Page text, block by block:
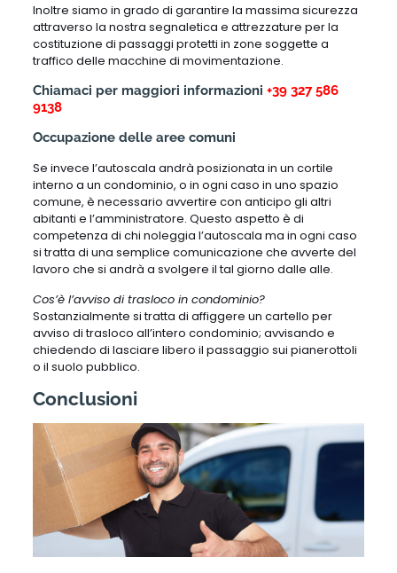
Inoltre siamo in grado di garantire la massima sicurezza
attraverso la nostra segnaletica e attrezzature per la
costituzione di passaggi protetti in zone soggette a
traffico delle macchine di movimentazione.
Chiamaci per maggiori informazioni +39 327 586
9138
Occupazione delle aree comuni
Se invece l’autoscala andrà posizionata in un cortile
interno a un condominio, o in ogni caso in uno spazio
comune, è necessario avvertire con anticipo gli altri
abitanti e l’amministratore. Questo aspetto è di
competenza di chi noleggia l’autoscala ma in ogni caso
si tratta di una semplice comunicazione che avverte del
lavoro che si andrà a svolgere il tal giorno dalle alle.
Cos’è l’avviso di trasloco in condominio?
Sostanzialmente si tratta di affiggere un cartello per
avviso di trasloco all’intero condominio; avvisando e
chiedendo di lasciare libero il passaggio sui pianerottoli
o il suolo pubblico.
Conclusioni